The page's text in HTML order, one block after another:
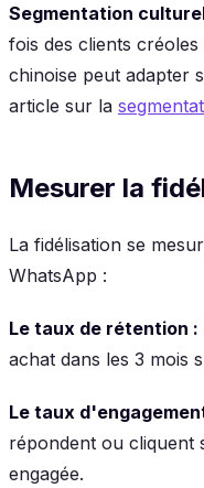
Segmentation
fois des clients
chinoise peut adapter
article sur la
Mesurer la
La fidélisation se
WhatsApp :
Le taux de rétention :
achat dans les 3 mois
Le taux
répondent ou cliquent
engagée.